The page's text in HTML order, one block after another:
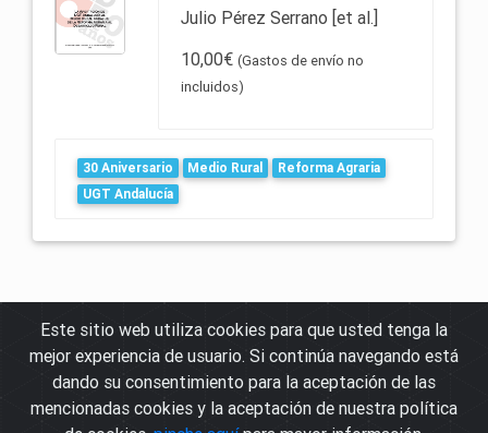
Julio Pérez Serrano [et al.]
10,00€ (Gastos de envío no
incluidos)
30 Aniversario Medio Rural
Reforma Agraria
UGT Andalucía
© Fundación para el Desarrollo de los Pueblos de Andalucía
Avda. Agrupación Córdoba s/n, 14007 Córdoba - Tfno 957 28 36 26
Política de cookies
Este sitio web utiliza cookies para que usted tenga la
mejor experiencia de usuario. Si continúa navegando está
dando su consentimiento para la aceptación de las
mencionadas cookies y la aceptación de nuestra política